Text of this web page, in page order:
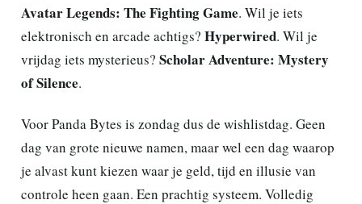
Avatar Legends: The Fighting Game. Wil je iets
elektronisch en arcade achtigs? Hyperwired. Wil je
vrijdag iets mysterieus? Scholar Adventure: Mystery
of Silence.
Voor Panda Bytes is zondag dus de wishlistdag. Geen
dag van grote nieuwe namen, maar wel een dag waarop
je alvast kunt kiezen waar je geld, tijd en illusie van
controle heen gaan. Een prachtig systeem. Volledig